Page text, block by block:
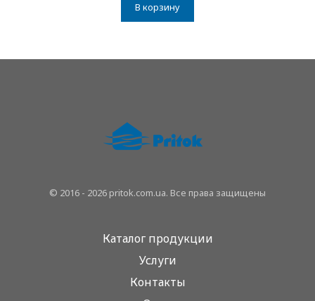
В корзину
© 2016 - 2026 pritok.com.ua. Все права защищены
Каталог продукции
Услуги
Контакты